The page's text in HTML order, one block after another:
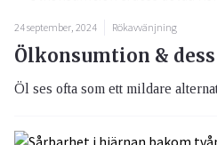
24 september, 2024 Rökavvänjning
Ölkonsumtion &
Öl ses ofta som ett mildare